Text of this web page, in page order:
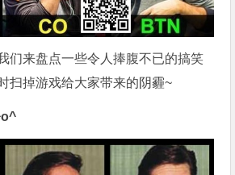
们来盘点一些令人捧腹不已的搞笑
扫掉游戏给大家带来的阴霾~